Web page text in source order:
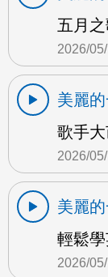
五月
2026/
美麗
歌手
2026/
美麗
輕鬆
2026/